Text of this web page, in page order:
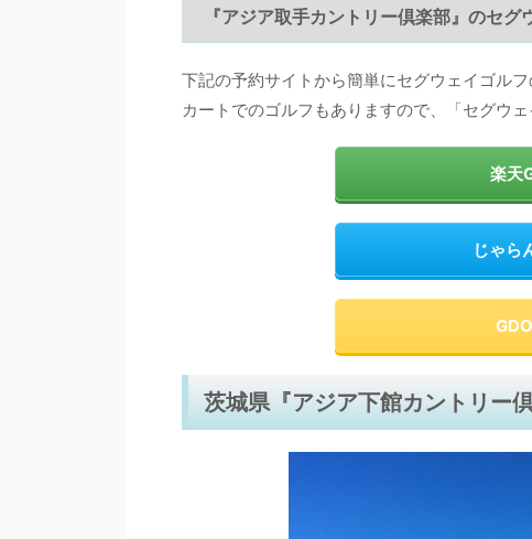
『アジア取手カントリー倶楽部』のセ
下記の予約サイトから簡単にセグウェイゴルフ
カートでのゴルフもありますので、「セグウ
楽天
じゃら
茨城県『アジア下館カントリー倶